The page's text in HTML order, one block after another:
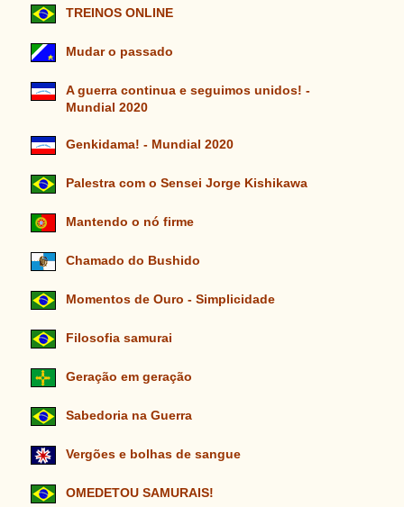
TREINOS ONLINE
Mudar o passado
A guerra continua e seguimos unidos! -
Mundial 2020
Genkidama! - Mundial 2020
Palestra com o Sensei Jorge Kishikawa
Mantendo o nó firme
Chamado do Bushido
Momentos de Ouro - Simplicidade
Filosofia samurai
Geração em geração
Sabedoria na Guerra
Vergões e bolhas de sangue
OMEDETOU SAMURAIS!